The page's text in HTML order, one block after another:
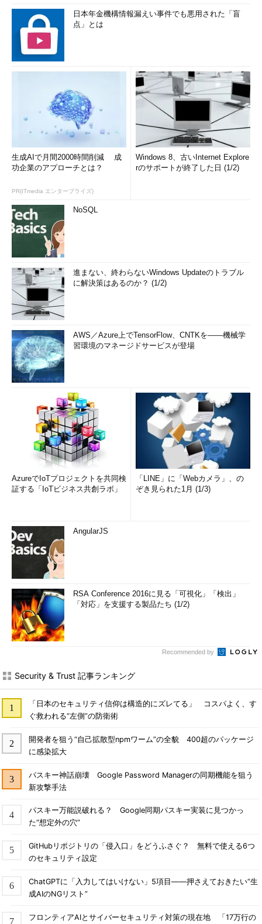
日本年金機構情報漏えい事件でも悪用された「盲
点」とは
生成AIで月間2000時間削減 成
功企業のアプローチとは？
PR(ITmedia エンタープライズ)
Windows 8、古いInternet Explore
rのサポートが終了した日 (1/2)
NoSQL
進まない、終わらないWindows Updateのトラブル
に解決策はあるのか？ (1/2)
AWS／Azure上でTensorFlow、CNTKを――機械学
習環境のマネージドサービスが登場
AzureでIoTプロジェクトを共同検
証する「IoTビジネス共創ラボ」
「LINE」に「Webカメラ」、の
ぞき見られた1月 (1/3)
AngularJS
RSA Conference 2016に見る「可視化」「検出」
「対応」を支援する製品たち (1/2)
Recommended by
Security & Trust 記事ランキング
「日本のセキュリティ信仰は構造的にズレてる」 コスパよく、す
ぐ救われる“左側”の防衛術
開発者を狙う“自己拡散型npmワーム”の全貌 400超のパッケージ
に感染拡大
パスキー神話崩壊 Google Password Managerの同期機能を狙う
新攻撃手法
パスキー万能説破れる？ Google同期パスキー実装に見つかっ
た“想定外の穴”
GitHubリポジトリの「侵入口」をどうふさぐ？ 無料で使える6つ
のセキュリティ設定
ChatGPTに「入力してはいけない」5項目――押さえておきたい“生
成AIのNGリスト”
フロンティアAIとサイバーセキュリティ対策の現在地 「17万行の